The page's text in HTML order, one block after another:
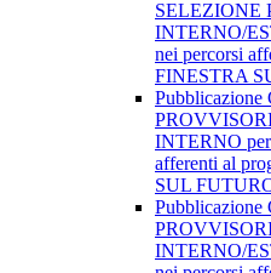
SELEZIONE
INTERNO/
nei percorsi
FINESTRA
INTERNO
afferenti al
SUL
INTERNO/